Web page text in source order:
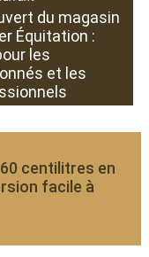
du magasin
Équitation :
les
et les
centilitres en
facile à